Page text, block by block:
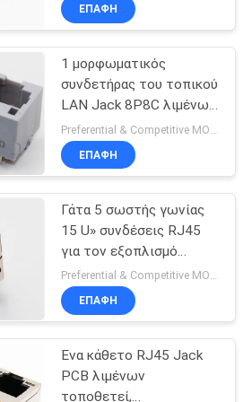
30
Jack
16
ΕΠΑΦΉ
1 μορφωματικός
συνδετήρας του τοπικού
LAN Jack 8P8C λιμένων
RJ45 κατευθείαν -
τύπος MJ88-G011-PN2
τρυπών
ΕΠΑΦΉ
Γάτα 5 σωστής γωνίας
15 U» συνδέσεις RJ45
για τον εξοπλισμό
δικτύωσης/
επικοινωνίας
Preferential & Competitive MOQ:3000
ΕΠΑΦΉ
Ένα κάθετο RJ45 Jack
PCB λιμένων
τοποθετεί,